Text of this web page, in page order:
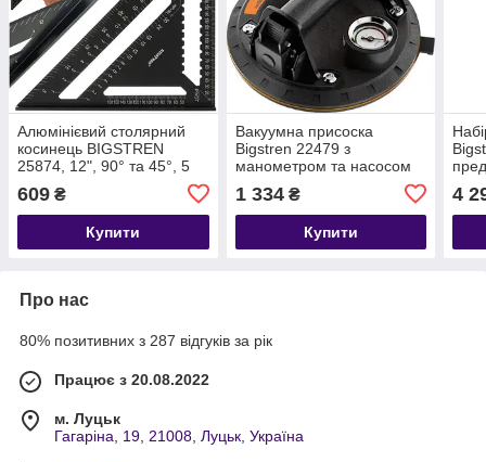
Алюмінієвий столярний
косинець BIGSTREN
25874, 12", 90° та 45°, 5
609 ₴
Купити
Вакуумна присоска
Bigstren 22479 з
манометром та насосом
вантажопідйомність 200 кг
для скла та плитки + кейс
1 334₴
Купити
4
Про нас
80% позитивних з 287 відгуків за рік
Працює з 20.08.2022
м. Луцьк
Гагаріна, 19, 21008, Луцьк, Україна